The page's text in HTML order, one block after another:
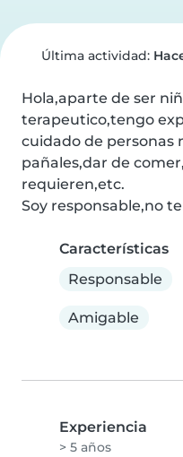
Última actividad:
Hola,aparte de ser
terapeutico,tengo
cuidado de personas
pañales,dar de
requieren,etc.
Soy responsable,no
Características
Responsable
Amigable
Experiencia
> 5 años